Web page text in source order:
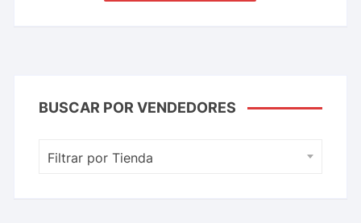
BUSCAR POR VENDEDORES
Filtrar por Tienda